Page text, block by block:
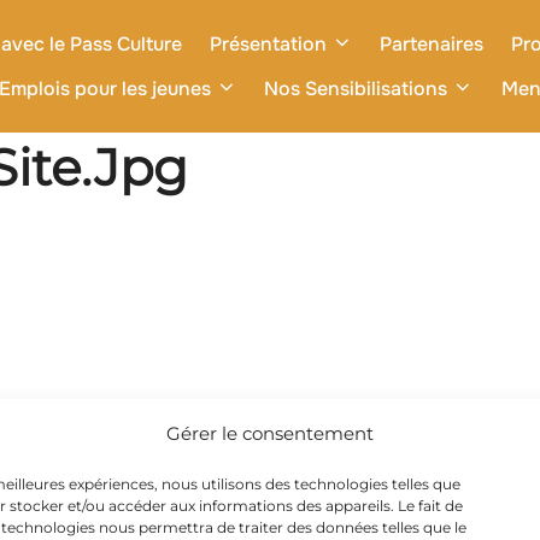
Gérer le consentement
expériences, nous utilisons des technologies telles que
stocker et/ou accéder aux informations des appareils. Le fait de
nous permettra de traiter des données telles que le
le Pass Culture Présentation Partenaires
pour les jeunes
Nos Sensibilisations